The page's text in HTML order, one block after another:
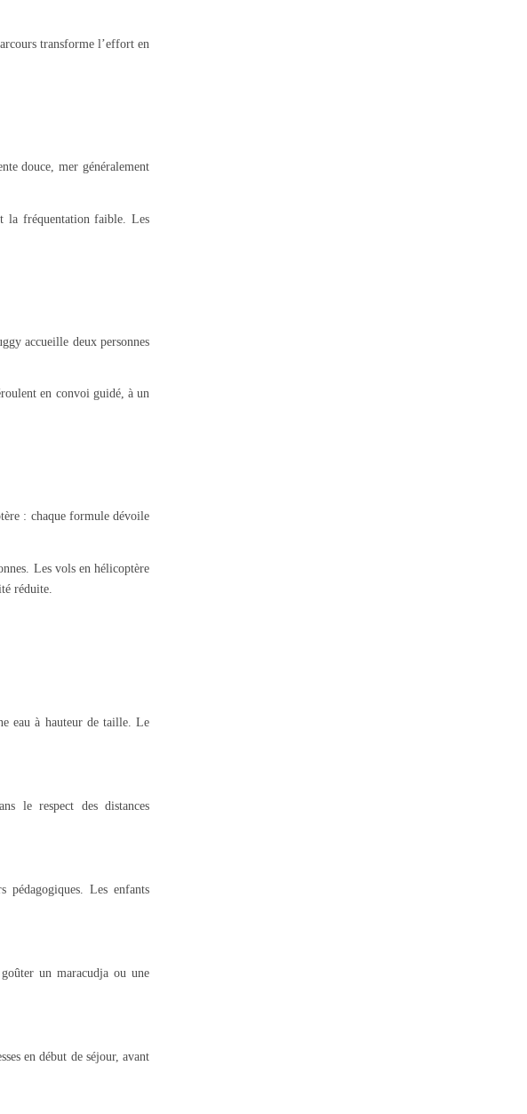
transforme l’effort en
douce, mer généralement
la fréquentation faible. Les
accueille deux personnes
en convoi guidé, à un
: chaque formule dévoile
Les vols en hélicoptère
réduite.
eau à hauteur de taille. Le
le respect des distances
pédagogiques. Les enfants
un maracudja ou une
en début de séjour, avant